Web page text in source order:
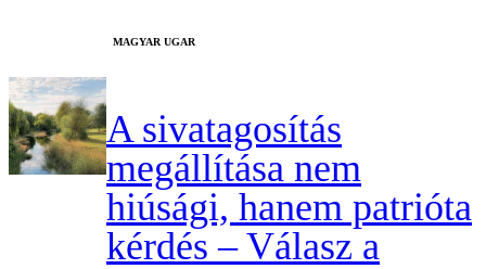
MAGYAR UGAR
A sivatagosítás
megállítása nem
hiúsági, hanem patrióta
kérdés – Válasz a